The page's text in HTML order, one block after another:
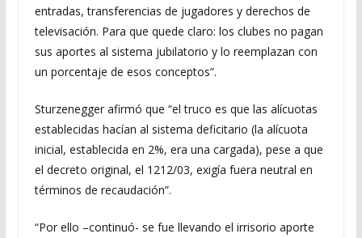
entradas, transferencias de jugadores y derechos de
televisación. Para que quede claro: los clubes no pagan
sus aportes al sistema jubilatorio y lo reemplazan con
un porcentaje de esos conceptos”.
Sturzenegger afirmó que “el truco es que las alícuotas
establecidas hacían al sistema deficitario (la alícuota
inicial, establecida en 2%, era una cargada), pese a que
el decreto original, el 1212/03, exigía fuera neutral en
términos de recaudación”.
“Por ello –continuó- se fue llevando el irrisorio aporte